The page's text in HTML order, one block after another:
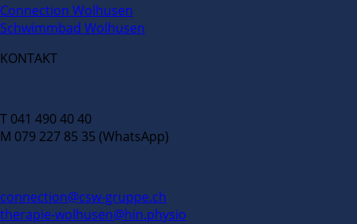
Connection Wolhusen
Schwimmbad Wolhusen
KONTAKT
T 041 490 40 40
M 079 227 85 35 (WhatsApp)
connection@csw-gruppe.ch
therapie-wolhusen@hin.physio